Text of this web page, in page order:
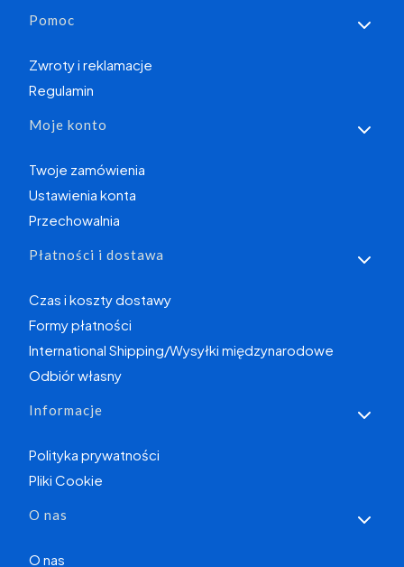
Linki w stopce
Pomoc
Zwroty i reklamacje
Regulamin
Moje konto
Twoje zamówienia
Ustawienia konta
Przechowalnia
Płatności i dostawa
Czas i koszty dostawy
Formy płatności
International Shipping/Wysyłki międzynarodowe
Odbiór własny
Informacje
Polityka prywatności
Pliki Cookie
O nas
O nas